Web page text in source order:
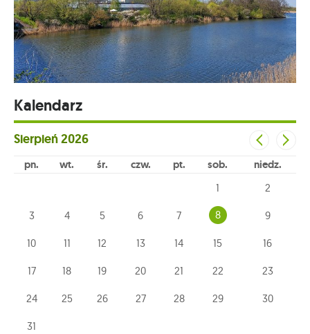
Kalendarz
Sierpień2026
pn wt śr czw pt sob niedz
1 2
3 4 5 6 7 8 9
10 11 12 13 14 15 16
17 18 19 20 21 22 23
24 25 26 27 28 29 30
31